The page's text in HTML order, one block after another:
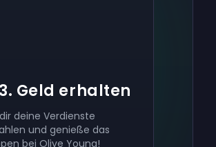
3. Geld erhalten
deine Verdienste
und genieße das
bei Olive Young!